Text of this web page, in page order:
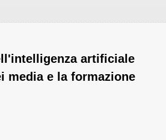
artificiale
media e la formazione